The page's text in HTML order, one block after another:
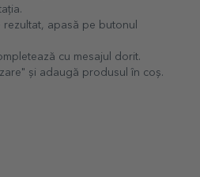
rezultat, apasă pe butonul
cu mesajul dorit.
și adaugă produsul în coș.